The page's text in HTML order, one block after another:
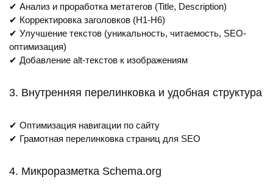
✔ Анализ и проработка метатегов (Title, Description)
✔ Корректировка заголовков (H1-H6)
✔ Улучшение текстов (уникальность, читаемость, SEO-
оптимизация)
✔ Добавление alt-текстов к изображениям
3. Внутренняя перелинковка и удобная структура
✔ Оптимизация навигации по сайту
✔ Грамотная перелинковка страниц для SEO
4. Микроразметка Schema.org